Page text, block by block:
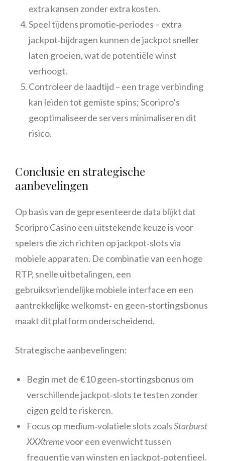
extra kansen zonder extra kosten.
Speel tijdens promotie‑periodes – extra
jackpot‑bijdragen kunnen de jackpot sneller
laten groeien, wat de potentiële winst
verhoogt.
Controleer de laadtijd – een trage verbinding
kan leiden tot gemiste spins; Scoripro’s
geoptimaliseerde servers minimaliseren dit
risico.
Conclusie en strategische
aanbevelingen
Op basis van de gepresenteerde data blijkt dat
Scoripro Casino een uitstekende keuze is voor
spelers die zich richten op jackpot‑slots via
mobiele apparaten. De combinatie van een hoge
RTP, snelle uitbetalingen, een
gebruiksvriendelijke mobiele interface en een
aantrekkelijke welkomst‑ en geen‑stortingsbonus
maakt dit platform onderscheidend.
Strategische aanbevelingen:
Begin met de €10 geen‑stortingsbonus om
verschillende jackpot‑slots te testen zonder
eigen geld te riskeren.
Focus op medium‑volatiele slots zoalsStarburst
XXXtremevoor een evenwicht tussen
frequentie van winsten en jackpot‑potentieel.